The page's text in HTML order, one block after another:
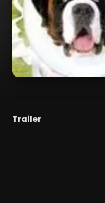
Trailer